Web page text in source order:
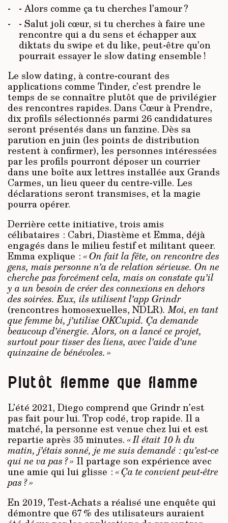
- Alors comme ça tu cherches l’amour ?
- Salut joli cœur, si tu cherches à faire une
rencontre qui a du sens et échapper aux
diktats du swipe et du like, peut-être qu’on
pourrait essayer le slow dating ensemble !
Le slow dating, à contre-courant des
applications comme Tinder, c’est prendre le
temps de se connaître plutôt que de privilégier
des rencontres rapides. Dans Cœur à Prendre,
dix profils sélectionnés parmi 26 candidatures
seront présentés dans un fanzine. Dès sa
parution en juin (les points de distribution
restent à confirmer), les personnes intéressées
par les profils pourront déposer un courrier
dans une boîte aux lettres installée aux Grands
Carmes, un lieu queer du centre-ville. Les
déclarations seront transmises, et la magie
pourra opérer.
Derrière cette initiative, trois amis
célibataires : Cabri, Diastème et Emma, déjà
engagés dans le milieu festif et militant queer.
Emma explique : « On fait la fête, on rencontre des
gens, mais personne n’a de relation sérieuse. On ne
cherche pas forcément cela, mais on constate qu’il
y a un besoin de créer des connexions en dehors
des soirées. Eux, ils utilisent l’app Grindr
(rencontres homosexuelles, NDLR). Moi, en tant
que femme bi, j’utilise OKCupid. Ça demande
beaucoup d’énergie. Alors, on a lancé ce projet,
surtout pour tisser des liens, avec l’aide d’une
quinzaine de bénévoles. »
Plutôt flemme que flamme
L’été 2021, Diego comprend que Grindr n’est
pas fait pour lui. Trop codé, trop rapide. Il a
matché, la personne est venue chez lui et est
repartie après 35 minutes. « Il était 10 h du
matin, j’étais sonné, je me suis demandé : qu’est-ce
qui ne va pas ? » Il partage son expérience avec
une amie qui lui glisse : « Ça te convient peut-être
pas ? »
En 2019, Test-Achats a réalisé une enquête qui
démontre que 67 % des utilisateurs auraient